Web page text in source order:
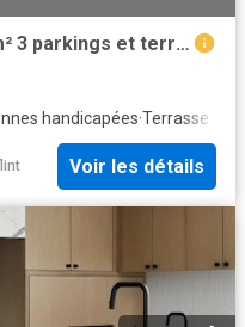
PACE T5 dernier étage 105 m² 3 parkings et terrasse
handicapées·Terrasse
Voir les détails